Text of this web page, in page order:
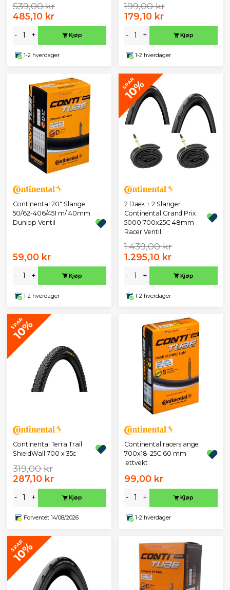
539,00 kr
485,10 kr
- + Kjøp
1-2 hverdager
199,00 kr
179,10 kr
- + Kjøp
1-2 hverdager
Continental 20" Slange
50/62-406/451 m/ 40mm
Dunlop Ventil
59,00 kr
- + Kjøp
1-2 hverdager
SPAR
10%
2 Dæk + 2 Slanger
Continental Grand Prix
5000 700x25C 48mm
Racer Ventil
1.439,00 kr
1.295,10 kr
- + Kjøp
1-2 hverdager
SPAR
10%
Continental Terra Trail
ShieldWall 700 x 35c
319,00 kr
287,10 kr
- + Kjøp
Forventet 14/08/2026
Continental racerslange
700x18-25C 60 mm
lettvekt
99,00 kr
- + Kjøp
1-2 hverdager
SPAR
10%